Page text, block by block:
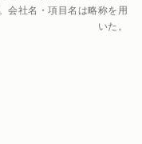
会社名・項目名は略称を用
いた。